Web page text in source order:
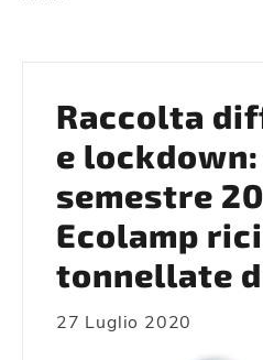
Raccolta
e
semestre
Ecolamp
tonnellate
27 Luglio 2020